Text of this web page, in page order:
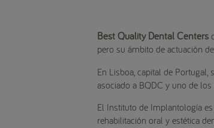
Best Quality Dental Centers
pero su ámbito de actuación
En Lisboa, capital de Portugal,
asociado a BQDC y uno de
El Instituto de Implantología
rehabilitación oral y estética